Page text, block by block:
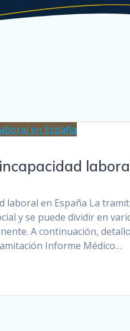
laboral en España La
y se puede dividir en
A continuación,
Informe Médico…